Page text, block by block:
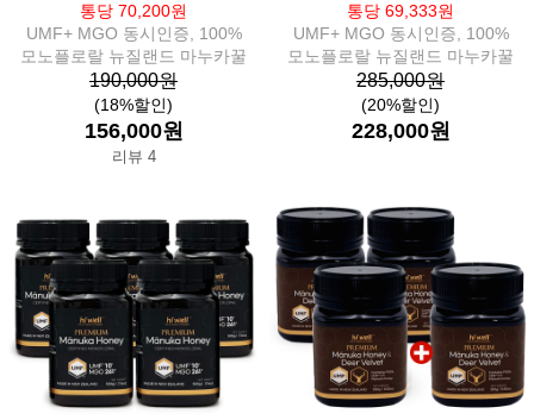
통당 70,200원
UMF+ MGO 동시인증, 100%
모노플로랄 뉴질랜드 마누카꿀
190,000원
(18%할인)
156,000원
리뷰 4
통당 69,333원
UMF+ MGO 동시인증, 100%
모노플로랄 뉴질랜드 마누카꿀
285,000원
(20%할인)
228,000원